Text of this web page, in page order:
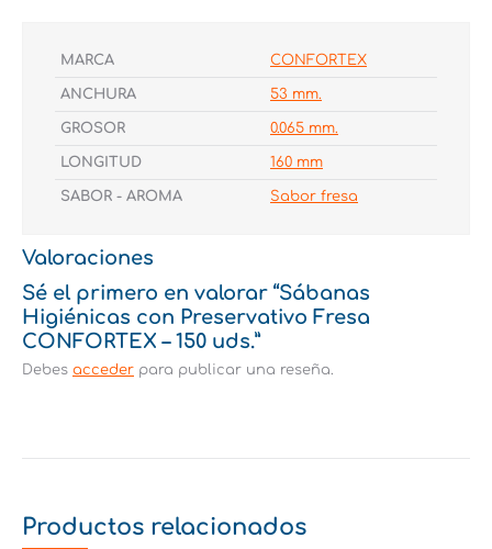
MARCA CONFORTEX
ANCHURA 53 mm.
GROSOR 0.065 mm.
LONGITUD 160 mm
SABOR - AROMA Sabor fresa
Valoraciones
Sé el primero en valorar “Sábanas
Higiénicas con Preservativo Fresa
CONFORTEX – 150 uds.”
Debes acceder para publicar una reseña.
Productos relacionados